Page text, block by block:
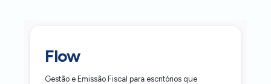
Flow
Gestão e Emissão Fiscal para escritórios que